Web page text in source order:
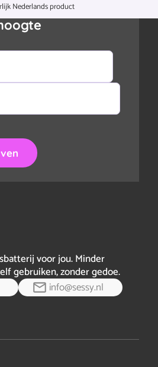
Nederlands product
voor jou. Minder
gebruiken, zonder gedoe.
info@sessy.nl